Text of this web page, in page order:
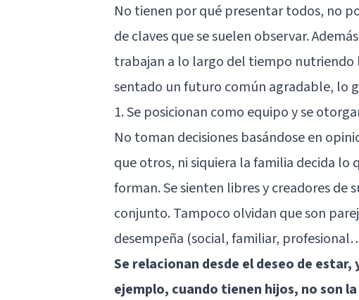
No tienen por qué presentar todos, no
de claves que se suelen observar.
trabajan a lo largo del tiempo nutriendo
sentado un futuro común agradable, lo
1. Se posicionan como equipo y se
No toman decisiones basándose en
que otros, ni siquiera la familia decida lo
forman. Se sienten libres y creadores
conjunto. Tampoco olvidan que son
desempeña (social, familiar,
Se relacionan desde el deseo de
ejemplo, cuando tienen hijos, no son